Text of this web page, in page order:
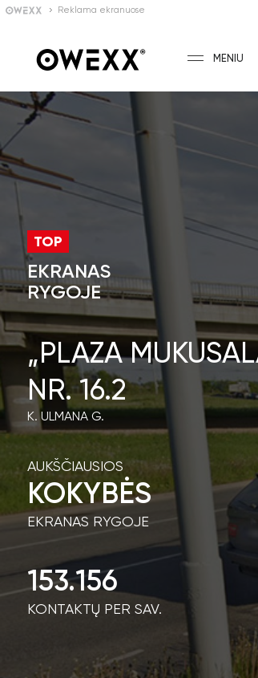
Reklama ekranuose
MENIU
TOP
EKRANAS
RYGOJE
„PLAZA
NR. 16.2
K. ULMANA G.
AUKŠČIAUSIOS
KOKYBĖS
EKRANAS RYGOJE
153.156
KONTAKTŲ PER SAV.